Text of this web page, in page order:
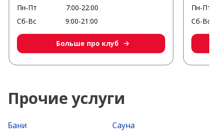
Пн-Пт
7:00-22:00
Сб-Вс
9:00-21:00
Больше про клуб
Пн-Пт
Сб-Вс
Прочие услуги
Бани
Сауна